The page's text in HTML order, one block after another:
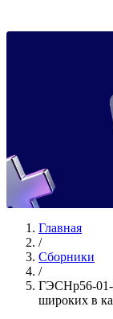
Главная
/
Сборники
/
ГЭСНр56-01-
широких в